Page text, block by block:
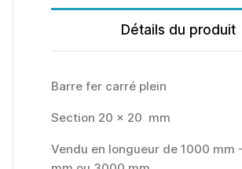
Détails du produit
Barre fer carré plein
Section 20 x 20 mm
Vendu en longueur de 1000 mm